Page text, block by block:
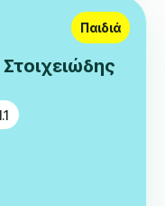
Παιδιά